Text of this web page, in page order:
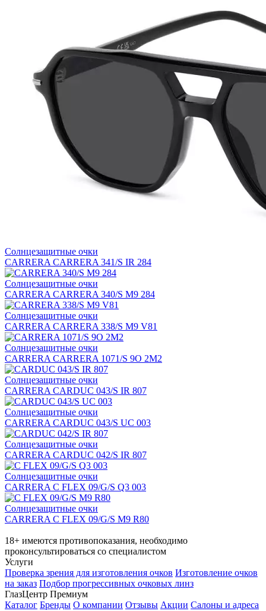
Солнцезащитные очки
CARRERA CARRERA 341/S IR 284
Солнцезащитные очки
CARRERA CARRERA 340/S M9 284
Солнцезащитные очки
CARRERA CARRERA 338/S M9 V81
Солнцезащитные очки
CARRERA CARRERA 1071/S 9O 2M2
Солнцезащитные очки
CARRERA CARDUC 043/S IR 807
Солнцезащитные очки
CARRERA CARDUC 043/S UC 003
Солнцезащитные очки
CARRERA CARDUC 042/S IR 807
Солнцезащитные очки
CARRERA C FLEX 09/G/S Q3 003
Солнцезащитные очки
CARRERA C FLEX 09/G/S M9 R80
18+ имеются противопоказания, необходимо
проконсультироваться со специалистом
Услуги
Проверка зрения для изготовления очков Изготовление очков
на заказ Подбор прогрессивных очковых линз
ГлазЦентр Премиум
Каталог Бренды О компании Отзывы Акции Салоны и адреса